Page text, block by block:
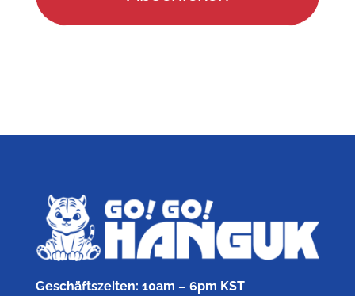
Geschäftszeiten: 10am – 6pm KST